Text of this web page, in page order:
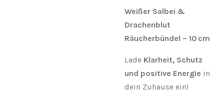
Weißer Salbei &
Drachenblut
Räucherbündel – 10 cm
Lade Klarheit, Schutz
und positive Energie in
dein Zuhause ein!